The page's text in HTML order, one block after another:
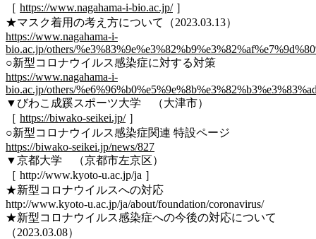
［ https://www.nagahama-i-bio.ac.jp/］
★マスク着用の考え方について（2023.03.13）
https://www.nagahama-i-
bio.ac.jp/others/
○新型コロナウイルス感染症に対する対策
https://www.nagahama-i-
bio.ac.jp/others/
▼びわこ成蹊スポーツ大学 （大津市）
［ https://biwako-seikei.jp/］
○新型コロナウイルス感染症関連 特設ページ
https://biwako-seikei.jp/news/827
▼京都大学 （京都市左京区）
［ http://www.kyoto-u.ac.jp/ja ］
★新型コロナウイルスへの対応
http://www.kyoto-u.ac.jp/ja/about/foundation/coronavirus/
★新型コロナウイルス感染症への今後の対応について
（2023.03.08）